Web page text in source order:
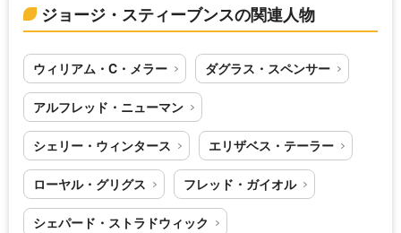
ジョージ・スティーブンスの関連人物
ウィリアム・C・メラー ダグラス・スペンサー
アルフレッド・ニューマン
シェリー・ウィンタース エリザベス・テーラー
ローヤル・グリグス フレッド・ガイオル
シェパード・ストラドウィック